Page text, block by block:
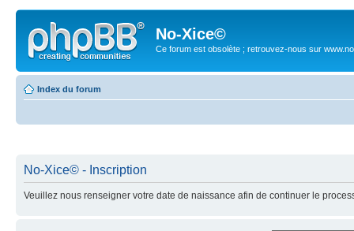
No-Xice©
Ce forum est obsolète ; retrouvez-nous sur
Index du forum
No-Xice© - Inscription
Veuillez nous renseigner votre date de naissance afin de continuer le